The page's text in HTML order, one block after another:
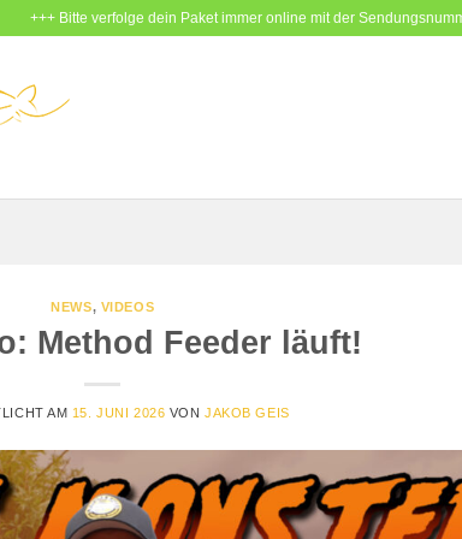
+++ Bitte verfolge dein Paket immer online mit der
NEWS, VIDEOS
Method Feeder läuft!
AM 15. JUNI 2026 VONJAKOB GEIS